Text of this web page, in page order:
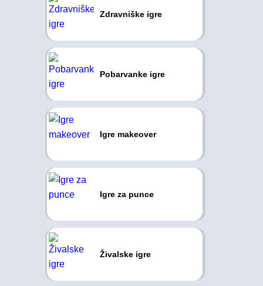
Zdravniške igre
Pobarvanke igre
Igre makeover
Igre za punce
Živalske igre